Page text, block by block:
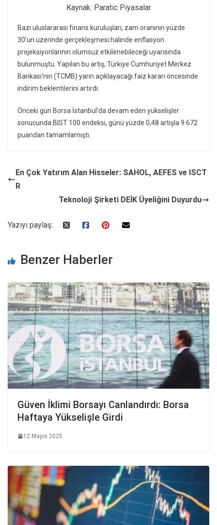
Kaynak: Paratic Piyasalar
Bazı uluslararası finans kuruluşları, zam oranının yüzde
30’un üzerinde gerçekleşmesi halinde enflasyon
projeksiyonlarının olumsuz etkilenebileceği uyarısında
bulunmuştu. Yapılan bu artış, Türkiye Cumhuriyet Merkez
Bankası’nın (TCMB) yarın açıklayacağı faiz kararı öncesinde
indirim beklentilerini artırdı.
Önceki gün Borsa İstanbul’da devam eden yükselişler
sonucunda BIST 100 endeksi, günü yüzde 0,48 artışla 9.672
puandan tamamlamıştı.
En Çok Yatırım Alan Hisseler: SAHOL, AEFES ve ISCT
R
Teknoloji Şirketi DEİK Üyeliğini Duyurdu
Yazıyı paylaş:
Benzer Haberler
Güven İklimi Borsayı Canlandırdı: Borsa
Haftaya Yükselişle Girdi
12 Mayıs 2025